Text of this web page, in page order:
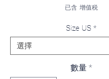
已含 增值税
Size US *
數量 *